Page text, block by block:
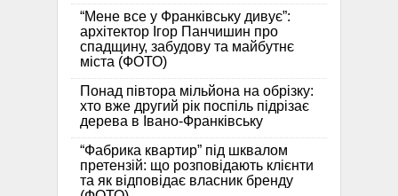
“Мене все у Франківську дивує”:
архітектор Ігор Панчишин про
спадщину, забудову та майбутнє
міста (ФОТО)
Понад півтора мільйона на обрізку:
хто вже другий рік поспіль підрізає
дерева в Івано-Франківську
“Фабрика квартир” під шквалом
претензій: що розповідають клієнти
та як відповідає власник бренду